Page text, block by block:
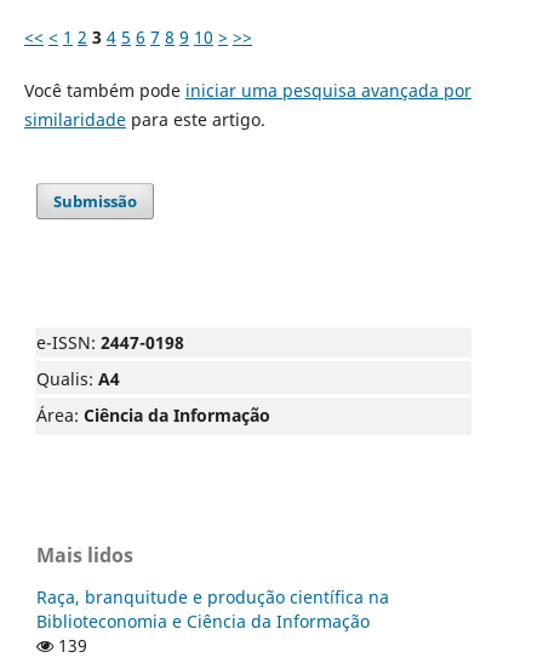
<< < 1 2 3 4 5 6 7 8 9 10 > >>
Você também pode iniciar uma pesquisa avançada por
similaridadepara este artigo.
Submissão
e-ISSN: 2447-0198
Qualis: A4
Área: Ciência da Informação
Mais lidos
Raça, branquitude e produção científica na
Biblioteconomia e Ciência da Informação
139